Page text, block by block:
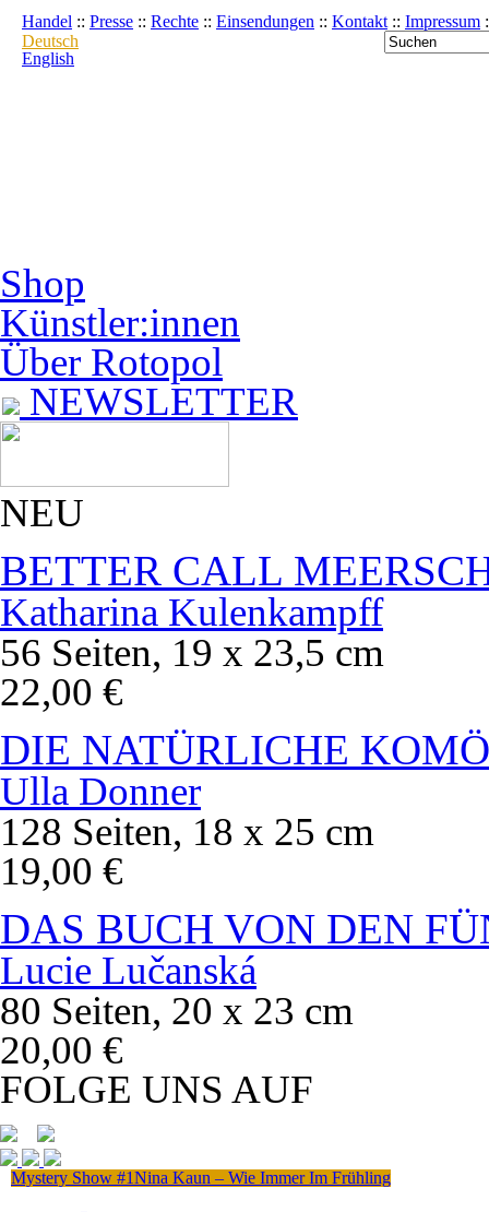
Handel :: Presse :: Rechte :: Einsendungen :: Kontakt :: Impressum
Deutsch
English
Shop
Künstler:innen
Über Rotopol
NEWSLETTER
NEU
BETTER CALL
Katharina Kulenkampff
56 Seiten, 19 x 23,5 cm
22,00 €
DIE NATÜRLICHE
Ulla Donner
128 Seiten, 18 x 25 cm
19,00 €
DAS BUCH VON DEN
Lucie Lučanská
80 Seiten, 20 x 23 cm
20,00 €
FOLGE UNS AUF
Mystery Show #1Nina Kaun – Wie Immer Im Frühling